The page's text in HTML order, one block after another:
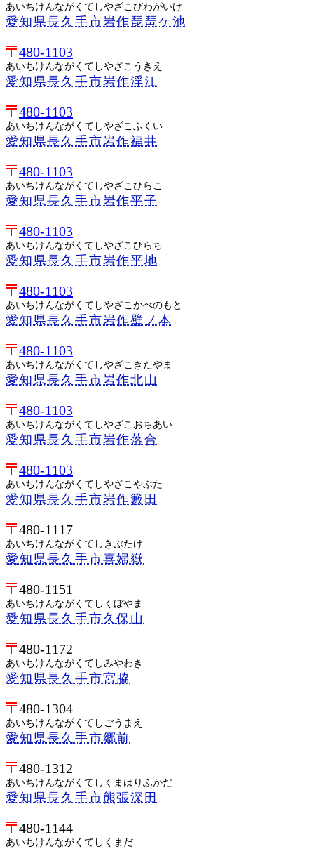
あいちけんながくてしやざこびわがいけ
愛知県長久手市岩作琵琶ケ池
480-1103
あいちけんながくてしやざこうきえ
愛知県長久手市岩作浮江
480-1103
あいちけんながくてしやざこふくい
愛知県長久手市岩作福井
480-1103
あいちけんながくてしやざこひらこ
愛知県長久手市岩作平子
480-1103
あいちけんながくてしやざこひらち
愛知県長久手市岩作平地
480-1103
あいちけんながくてしやざこかべのもと
愛知県長久手市岩作壁ノ本
480-1103
あいちけんながくてしやざこきたやま
愛知県長久手市岩作北山
480-1103
あいちけんながくてしやざこおちあい
愛知県長久手市岩作落合
480-1103
あいちけんながくてしやざこやぶた
愛知県長久手市岩作籔田
480-1117
あいちけんながくてしきぶたけ
愛知県長久手市喜婦嶽
480-1151
あいちけんながくてしくぼやま
愛知県長久手市久保山
480-1172
あいちけんながくてしみやわき
愛知県長久手市宮脇
480-1304
あいちけんながくてしごうまえ
愛知県長久手市郷前
480-1312
あいちけんながくてしくまはりふかだ
愛知県長久手市熊張深田
480-1144
あいちけんながくてしくまだ